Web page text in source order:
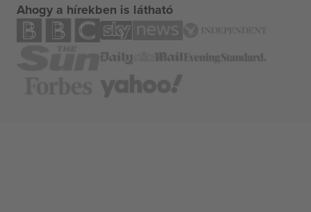
Ahogy a hírekben is látható